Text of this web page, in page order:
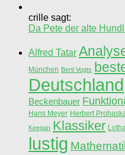
crille sagt:
Da Pete der alte
Alfred Tatar
München Berti Vogts
Deutschland
Beckenbauer
Hans Meyer Herbert
Keegan Klassiker
lustig